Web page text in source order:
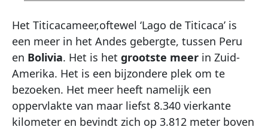
Het Titicacameer,oftewel ‘Lago de Titicaca’ is
een meer in het Andes gebergte, tussen Peru
en Bolivia. Het is het grootste meer in Zuid-
Amerika. Het is een bijzondere plek om te
bezoeken. Het meer heeft namelijk een
oppervlakte van maar liefst 8.340 vierkante
kilometer en bevindt zich op 3.812 meter boven